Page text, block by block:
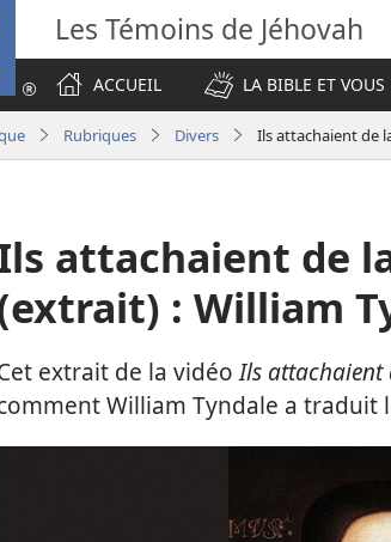
Les Témoins de Jéhovah
ACCUEIL
LA BIBLE ET VOUS
Rubriques Divers Ils attachaient de
attachaient de
: William
extrait de la vidéoIls attachaient
William Tyndale a traduit